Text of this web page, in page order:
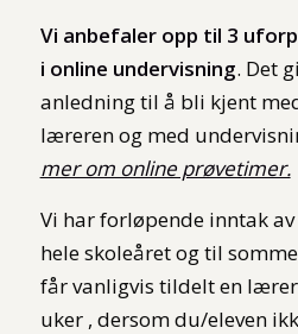
Vi anbefaler opp til 3
i online undervisning. Det
anledning til å bli kjent
læreren og med
mer om online prøvetimer.
Vi har forløpende inntak
hele skoleåret og til
får vanligvis tildelt en
uker , dersom du/eleven